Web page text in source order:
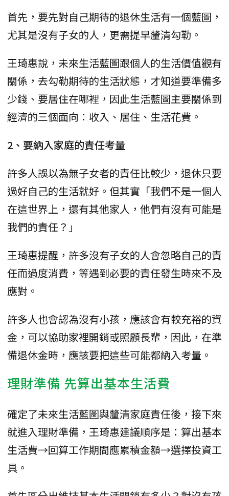
首先，要先對自己期待的退休生活有一個藍圖，
尤其是沒有子女的人，更需提早釐清勾勒。
王琦惠說，未來生活藍圖跟個人的生活價值觀有
關係，去勾勒期待的生活狀態，才知道要準備多
少錢、要居住在哪裡，因此生活藍圖主要關係到
經濟的三個面向：收入、居住、生活花費。
2、要納入家庭的責任考量
許多人誤以為無子女者的責任比較少，退休只要
過好自己的生活就好。但其實「我們不是一個人
在這世界上，還有其他家人，他們有沒有可能是
我們的責任？」
王琦惠提醒，許多沒有子女的人會忽略自己的責
任而過度消費，等遇到必要的責任發生時來不及
應對。
許多人也會認為沒有小孩，應該會有較充裕的資
金，可以協助家裡開銷或照顧長輩，因此，在準
備退休金時，應該要把這些可能都納入考量。
理財準備 先算出基本生活費
確定了未來生活藍圖與釐清家庭責任後，接下來
就進入理財準備，王琦惠建議順序是：算出基本
生活費→回算工作期間應累積金額→選擇投資工
具。